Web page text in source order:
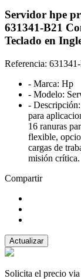
Servidor hpe
631341-B21
Teclado en
Referencia:
- Marca: Hp
- Modelo:
-
para
16 ranuras
flexible,
cargas de
misión crítica.
Compartir
Solicita el precio